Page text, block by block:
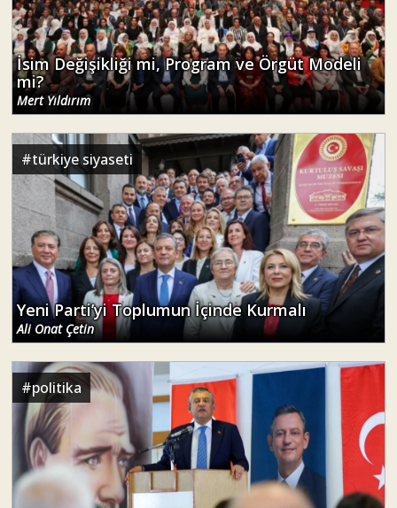
İsim Değişikliği mi, Program ve Örgüt Modeli
mi?
Mert Yıldırım
#türkiye siyaseti
Yeni Parti’yi Toplumun İçinde Kurmalı
Ali Onat Çetin
#politika